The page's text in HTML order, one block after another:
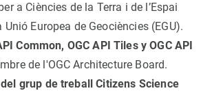
a Ciències de la Terra i de l’Espai
Unió Europea de Geociències (EGU).
Common, OGC API Tiles y OGC API
de l'OGC Architecture Board.
grup de treball Citizens Science